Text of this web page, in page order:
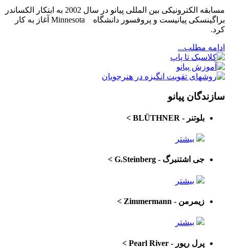
مسابقه الكترونيكی بين المللی پيانو در سال 2002 به ابتكار الكساندر
براگينسکی پيانيست و پروفسور دانشگاه Minnesota آغاز به كار
كرد.
ادامه مطلب...
سازندگان پیانو
بلوتنر - BLÜTHNER >
بیشتر
جی اشتنبرگ - G.Steinberg >
بیشتر
زیمرمن - Zimmermann >
بیشتر
پرل ریور - Pearl River >